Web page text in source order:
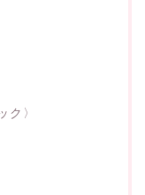
ク〉